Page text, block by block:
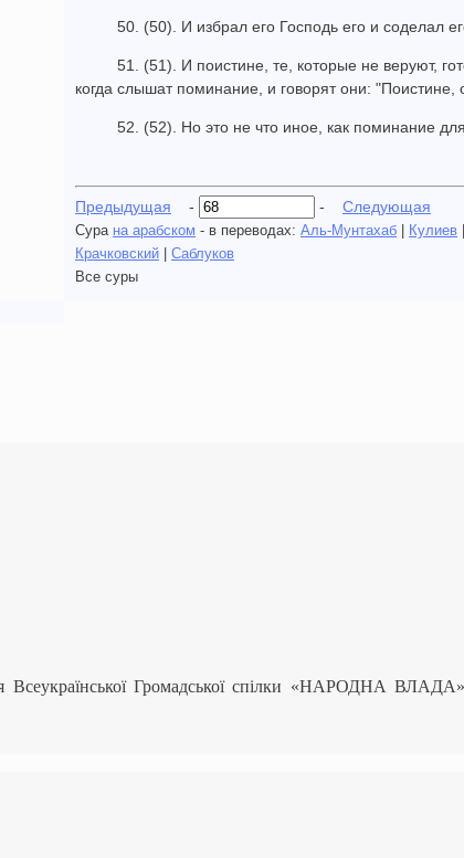
50. (50). И избрал его Господь его и соделал
51. (51). И поистине, те, которые не веруют,
когда слышат поминание, и говорят они:
52. (52). Но это не что иное, как поминание
Предыдущая - - Следующая
Сура на арабском - в переводах: Аль-Мунтахаб Кулиев
Крачковский
Саблуков
Все суры
Всеукраїнської Громадської спілки «НАРОДНА